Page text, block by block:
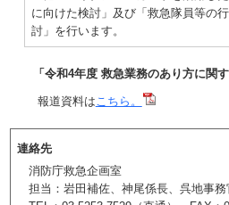
に向けた検討」及び「救急隊員等の
討」を行います。
「令和4年度 救急業務のあり方に関
報道資料はこちら。
連絡先
消防庁救急企画室
担当：岩田補佐、神尾係長、呉地事